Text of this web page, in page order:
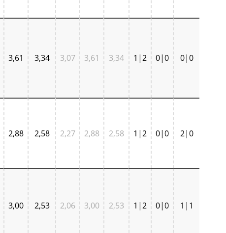
3,61 3,34 3,07 3,61 3,34 1|2 0|0 0|0
2,88 2,58 2,27 2,88 2,58 1|2 0|0 2|0
3,00 2,53 2,06 3,00 2,53 1|2 0|0 1|1